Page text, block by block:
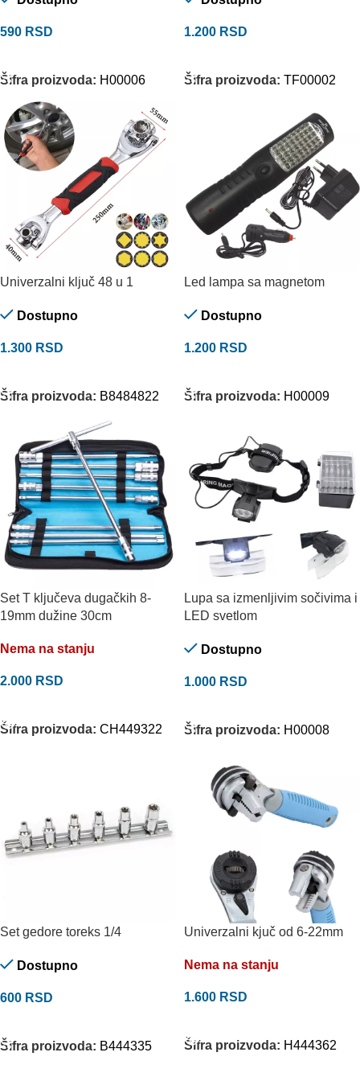
590 RSD
Šifra proizvoda: H00006
1.200 RSD
Šifra proizvoda: TF00002
Univerzalni ključ 48 u 1
Dostupno
1.300 RSD
Šifra proizvoda: B8484822
Led lampa sa magnetom
Dostupno
1.200 RSD
Šifra proizvoda: H00009
Set T ključeva dugačkih 8-
19mm dužine 30cm
Nema na stanju
2.000 RSD
Šifra proizvoda: CH449322
Lupa sa izmenljivim sočivima i
LED svetlom
Dostupno
1.000 RSD
Šifra proizvoda: H00008
Set gedore toreks 1/4
Dostupno
600 RSD
Šifra proizvoda: B444335
Univerzalni kjuč od 6-22mm
Nema na stanju
1.600 RSD
Šifra proizvoda: H444362